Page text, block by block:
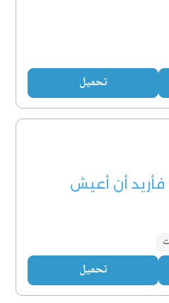
تحميل
فأريد أن أعيش
تحميل